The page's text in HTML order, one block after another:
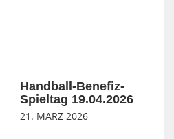
Handball-Benefiz-
Spieltag 19.04.2026
21. MÄRZ 2026